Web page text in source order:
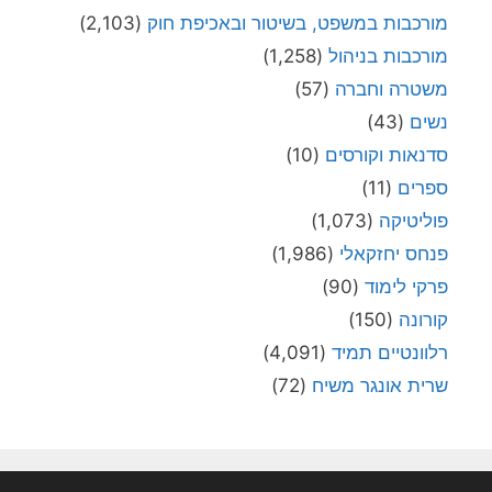
מורכבות במשפט, בשיטור ובאכיפת חוק (2,103)
מורכבות בניהול (1,258)
משטרה וחברה (57)
נשים (43)
סדנאות וקורסים (10)
ספרים (11)
פוליטיקה (1,073)
פנחס יחזקאלי (1,986)
פרקי לימוד (90)
קורונה (150)
רלוונטיים תמיד (4,091)
שרית אונגר משיח (72)